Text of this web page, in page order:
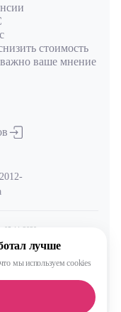
стоимость
ваше мнение
05.11.2020
области
лучше
мы используем cookies